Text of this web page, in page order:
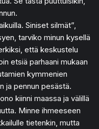
Siniset silmät”,
tarviko minun kysellä
että keskustelu
etsiä parhaani mukaan
kymmenien
ja pennun pesästä.
kiinni maassa ja välillä
Minne ihmeeseen
tietenkin, mutta